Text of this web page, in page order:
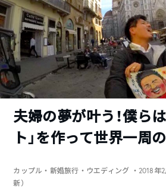
夫婦の夢が叶う！僕ら
ト」を作って世界一周
カップル・新婚旅行・ウエディング ・2018年
新）